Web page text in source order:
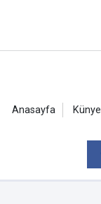
Anasayfa Künye